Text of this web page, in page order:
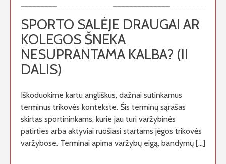
SPORTO SALĖJE DRAUGAI AR
KOLEGOS ŠNEKA
NESUPRANTAMA KALBA? (II
DALIS)
Iškoduokime kartu angliškus, dažnai sutinkamus
terminus trikovės kontekste. Šis terminų sąrašas
skirtas sportininkams, kurie jau turi varžybinės
patirties arba aktyviai ruošiasi startams jėgos trikovės
varžybose. Terminai apima varžybų eigą, bandymų […]